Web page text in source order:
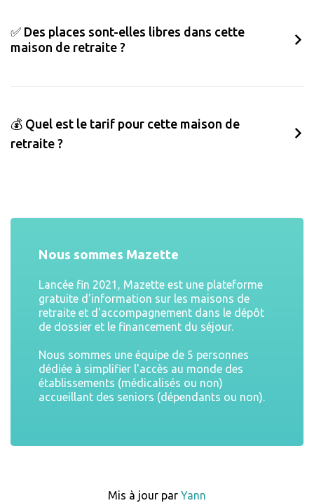
✅ Des places sont-elles libres dans cette
maison de retraite ?
💰 Quel est le tarif pour cette maison de
retraite ?
Nous sommes Mazette
Lancée fin 2021, Mazette est une plateforme
gratuite d'information sur les maisons de
retraite et d'accompagnement dans le dépôt
de dossier et le financement du séjour.
Nous sommes une équipe de 5 personnes
dédiée à simplifier l'accès au monde des
établissements (médicalisés ou non)
accueillant des seniors (dépendants ou non).
Mis à jour par Yann